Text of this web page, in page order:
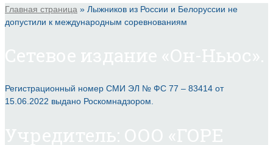
Главная страница » Лыжников из России и Белоруссии не
допустили к международным соревнованиям
Регистрационный номер СМИ ЭЛ № ФС 77 – 83414 от
15.06.2022 выдано Роскомнадзором.